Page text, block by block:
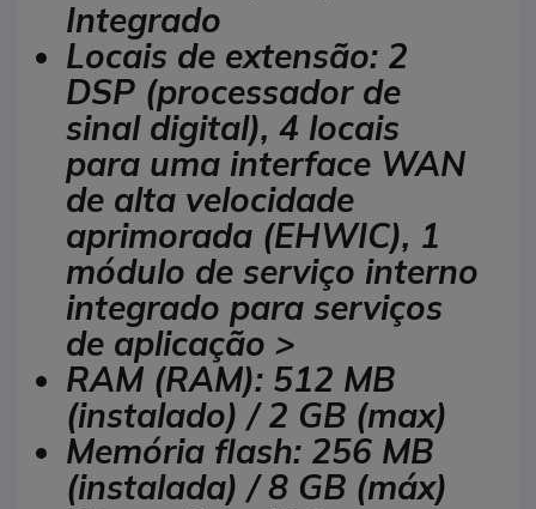
Integrado
Locais de extensão: 2
DSP (processador de
sinal digital), 4 locais
para uma interface WAN
de alta velocidade
aprimorada (EHWIC), 1
módulo de serviço interno
integrado para serviços
de aplicação >
RAM (RAM): 512 MB
(instalado) / 2 GB (max)
Memória flash: 256 MB
(instalada) / 8 GB (máx)